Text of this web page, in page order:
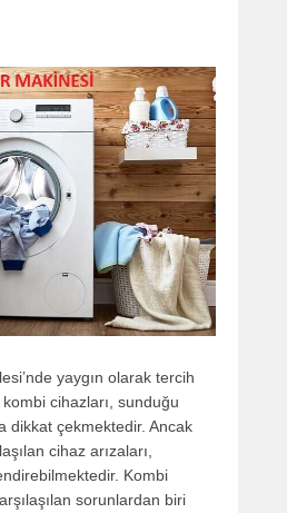
yaygın olarak tercih
cihazları, sunduğu
dikkat çekmektedir. Ancak
cihaz arızaları,
Kombi
sorunlardan biri